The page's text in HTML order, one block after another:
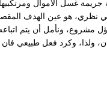
غسل الأموال
نظري، هو عين الهدف
مشروع، ونأمل أن يتم